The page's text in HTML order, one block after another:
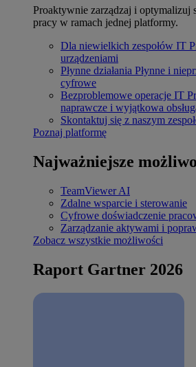
Proaktywnie zarządzaj i optymalizuj
pracy w ramach jednej platformy.
Dla niewielkich zespołów IT
urządzeniami
Płynne działania Płynne i
cyfrowe
Bezproblemowe operacje IT
naprawcze i wyjątkowa
Skontaktuj się z naszym
Poznaj platformę
Najważniejsze
TeamViewer AI
Zdalne wsparcie i sterowanie
Cyfrowe doświadczenie
Zarządzanie aktywami i
Zobacz wszystkie możliwości
Raport Gartner 2026